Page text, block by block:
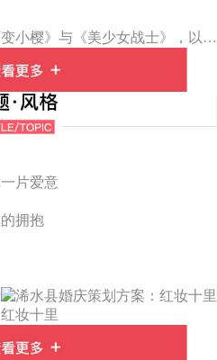
灵感来源于90后经典动漫《百变小樱》与《美少女战士》，以柔美梦幻的马卡龙色系为主色调，融合精灵萌宠与星星魔法阵等元素，为遗落凡间的公主搭建一个召唤王子的舞台。
红妆十里